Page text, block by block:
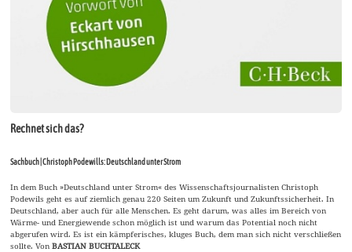
Rechnet sich das?
Sachbuch | Christoph Podewills: Deutschland unter Strom
In dem Buch »Deutschland unter Strom« des Wissenschaftsjournalisten Christoph
Podewils geht es auf ziemlich genau 220 Seiten um Zukunft und Zukunftssicherheit. In
Deutschland, aber auch für alle Menschen. Es geht darum, was alles im Bereich von
Wärme- und Energiewende schon möglich ist und warum das Potential noch nicht
abgerufen wird. Es ist ein kämpferisches, kluges Buch, dem man sich nicht verschließen
sollte. VonBASTIAN BUCHTALECK